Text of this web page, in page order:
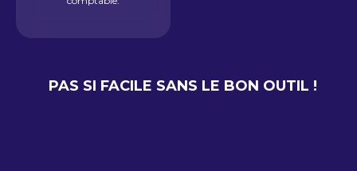
PAS SI FACILE SANS LE BON OUTIL !